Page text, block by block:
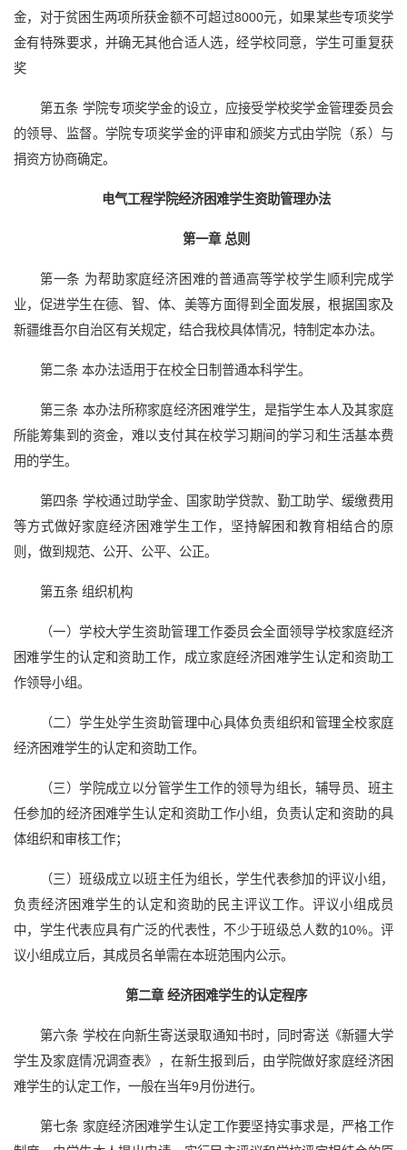
金，对于贫困生两项所获金额不可超过8000元，如果某些专项奖学
金有特殊要求，并确无其他合适人选，经学校同意，学生可重复获
奖
第五条 学院专项奖学金的设立，应接受学校奖学金管理委员会
的领导、监督。学院专项奖学金的评审和颁奖方式由学院（系）与
捐资方协商确定。
电气工程学院经济困难学生资助管理办法
第一章 总则
第一条 为帮助家庭经济困难的普通高等学校学生顺利完成学
业，促进学生在德、智、体、美等方面得到全面发展，根据国家及
新疆维吾尔自治区有关规定，结合我校具体情况，特制定本办法。
第二条 本办法适用于在校全日制普通本科学生。
第三条 本办法所称家庭经济困难学生，是指学生本人及其家庭
所能筹集到的资金，难以支付其在校学习期间的学习和生活基本费
用的学生。
第四条 学校通过助学金、国家助学贷款、勤工助学、缓缴费用
等方式做好家庭经济困难学生工作，坚持解困和教育相结合的原
则，做到规范、公开、公平、公正。
第五条 组织机构
（一）学校大学生资助管理工作委员会全面领导学校家庭经济
困难学生的认定和资助工作，成立家庭经济困难学生认定和资助工
作领导小组。
（二）学生处学生资助管理中心具体负责组织和管理全校家庭
经济困难学生的认定和资助工作。
（三）学院成立以分管学生工作的领导为组长，辅导员、班主
任参加的经济困难学生认定和资助工作小组，负责认定和资助的具
体组织和审核工作；
（三）班级成立以班主任为组长，学生代表参加的评议小组，
负责经济困难学生的认定和资助的民主评议工作。评议小组成员
中，学生代表应具有广泛的代表性，不少于班级总人数的10%。评
议小组成立后，其成员名单需在本班范围内公示。
第二章 经济困难学生的认定程序
第六条 学校在向新生寄送录取通知书时，同时寄送《新疆大学
学生及家庭情况调查表》，在新生报到后，由学院做好家庭经济困
难学生的认定工作，一般在当年9月份进行。
第七条 家庭经济困难学生认定工作要坚持实事求是，严格工作